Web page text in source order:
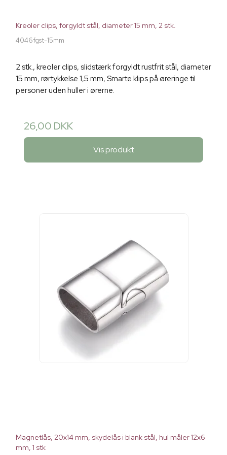
Kreoler clips, forgyldt stål, diameter 15 mm, 2 stk.
4046fgst-15mm
2 stk., kreoler clips, slidstærk forgyldt rustfrit stål, diameter
15 mm, rørtykkelse 1,5 mm, Smarte klips på øreringe til
personer uden huller i ørerne.
26,00 DKK
Vis produkt
Magnetlås, 20x14 mm, skydelås i blank stål, hul måler 12x6
mm, 1 stk